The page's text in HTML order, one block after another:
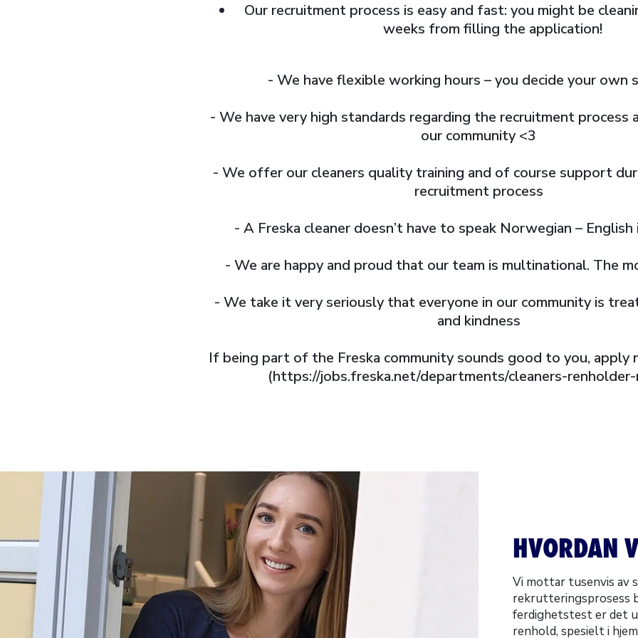
Our recruitment process is easy and fast: you might be
weeks from filling the application!
- We have flexible working hours – you decide your own
- We have very high standards regarding the recruitment process
our community <3
- We offer our cleaners quality training and of course support
recruitment process
- A Freska cleaner doesn’t have to speak Norwegian –
- We are happy and proud that our team is multinational. The
- We take it very seriously that everyone in our community is
and kindness
If being part of the Freska community sounds good to you, apply
(https://jobs.freska.net/departments/cleaners-
HVORDAN
Vi mottar tusenvis av
rekrutteringsprosess
ferdighetstest er det
renhold, spesielt i